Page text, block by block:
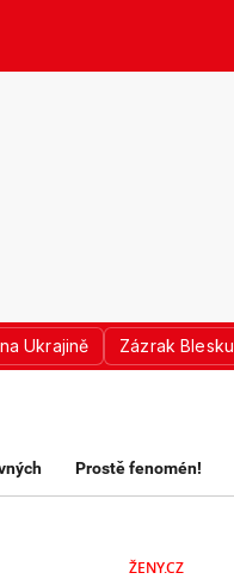
Ukrajině Zázrak Blesku
Prostě fenomén!
ŽENY.CZ